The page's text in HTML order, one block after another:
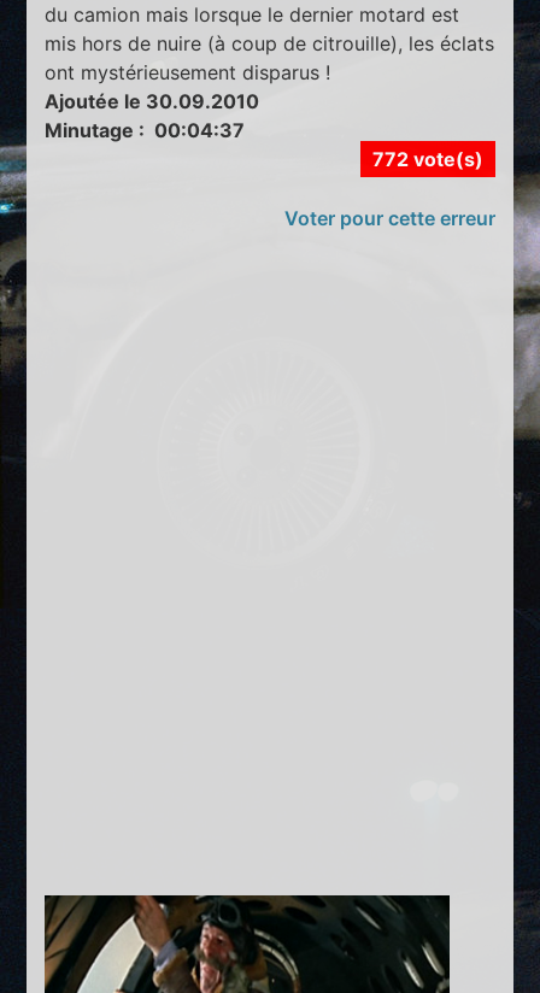
du camion mais lorsque le dernier motard est
mis hors de nuire (à coup de citrouille), les éclats
ont mystérieusement disparus !
Ajoutée le 30.09.2010
Minutage : 00:04:37
772 vote(s)
Voter pour cette erreur